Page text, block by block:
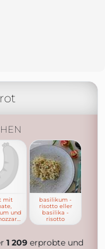
mit
und
basilikum -
risotto eller
basilika -
risotto
1 209 erprobte und